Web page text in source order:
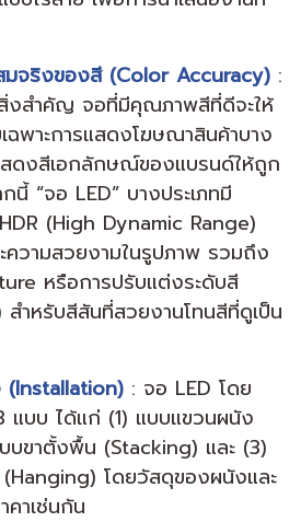
จริงของสี (Color Accuracy) :
งสำคัญ จอที่มีคุณภาพสีที่ดีจะให้
พาะการแสดงโฆษณาสินค้าบาง
สดงสีเอกลักษณ์ของแบรนด์ให้ถูก
“จอ LED” บางประเภทมี
(High Dynamic Range)
ความสวยงามในรูปภาพ รวมถึง
หรือการปรับแต่งระดับสี
ำหรับสีสันที่สวยงานโทนสีที่ดูเป็น
: จอ LED โดย
แบบ ได้แก่ (1) แบบแขวนผนัง
ขาตั้งพื้น (Stacking) และ (3)
โดยวัสดุของผนังและ
าเช่นกัน